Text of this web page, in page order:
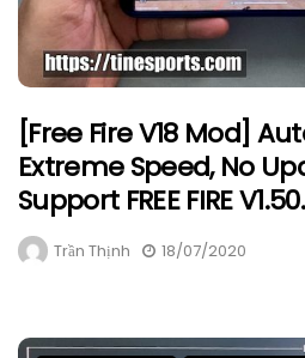
[Free Fire V18 Mod]
Extreme Speed, No
Support FREE FIRE
Trần Thịnh 18/07/2020